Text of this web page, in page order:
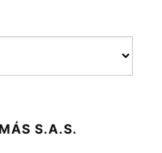
S.A.S.